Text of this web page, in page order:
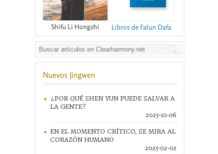
Shifu Li Hongzhi Libros de Falun Dafa
Nuevos Jingwen
¿POR QUÉ SHEN YUN PUEDE SALVAR A
LA GENTE?
2025-10-06
EN EL MOMENTO CRÍTICO, SE MIRA AL
CORAZÓN HUMANO
2025-02-02